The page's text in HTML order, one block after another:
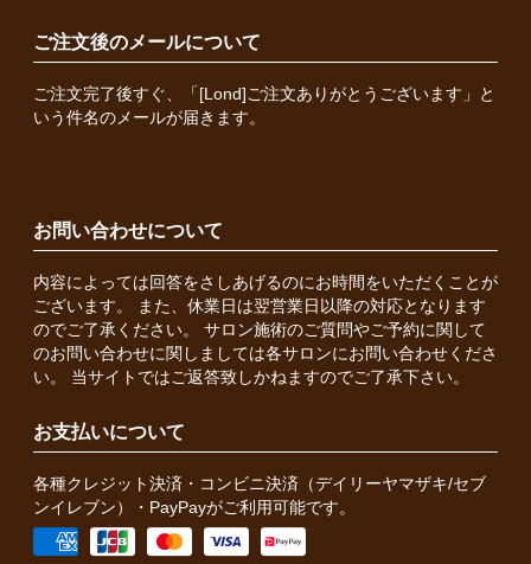
ご注文後のメールについて
ご注文完了後すぐ、「[Lond]ご注文ありがとうございます」と
いう件名のメールが届きます。
お問い合わせについて
内容によっては回答をさしあげるのにお時間をいただくことが
ございます。 また、休業日は翌営業日以降の対応となります
のでご了承ください。 サロン施術のご質問やご予約に関して
のお問い合わせに関しましては各サロンにお問い合わせくださ
い。 当サイトではご返答致しかねますのでご了承下さい。
お支払いについて
各種クレジット決済・コンビニ決済（デイリーヤマザキ/セブ
ンイレブン）・PayPayがご利用可能です。